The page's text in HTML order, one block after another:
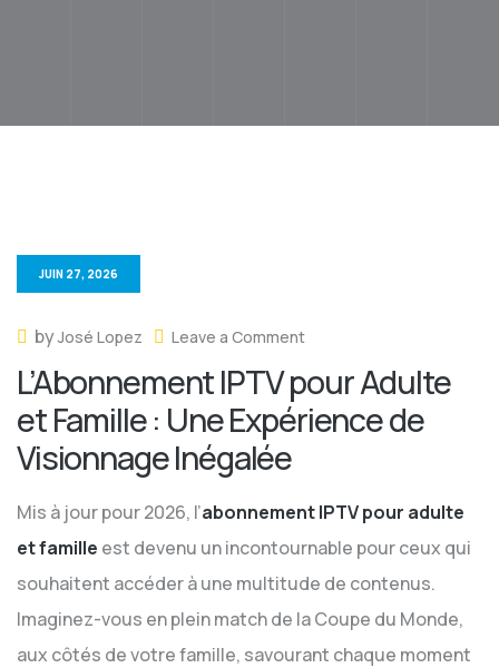
JUIN 27, 2026
byJosé Lopez Leave a Comment
L’Abonnement IPTV pour Adulte
et Famille : Une Expérience de
Visionnage Inégalée
Mis à jour pour 2026, l’abonnement IPTV pour adulte
et famille est devenu un incontournable pour ceux qui
souhaitent accéder à une multitude de contenus.
Imaginez-vous en plein match de la Coupe du Monde,
aux côtés de votre famille, savourant chaque moment